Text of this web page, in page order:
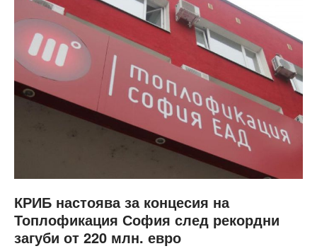
КРИБ настоява за концесия на
Топлофикация София след рекордни
загуби от 220 млн. евро